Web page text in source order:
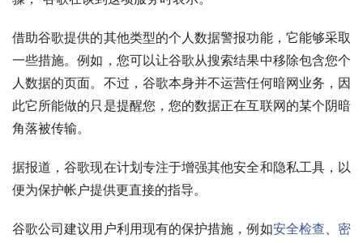
借助谷歌提供的其他类型的个人数据警报功能，它能够采取
一些措施。例如，您可以让谷歌从搜索结果中移除包含您个
人数据的页面。不过，谷歌本身并不运营任何暗网业务，因
此它所能做的只是提醒您，您的数据正在互联网的某个阴暗
角落被传输。
据报道，谷歌现在计划专注于增强其他安全和隐私工具，以
便为保护帐户提供更直接的指导。
谷歌公司建议用户利用现有的保护措施，例如安全检查、 密